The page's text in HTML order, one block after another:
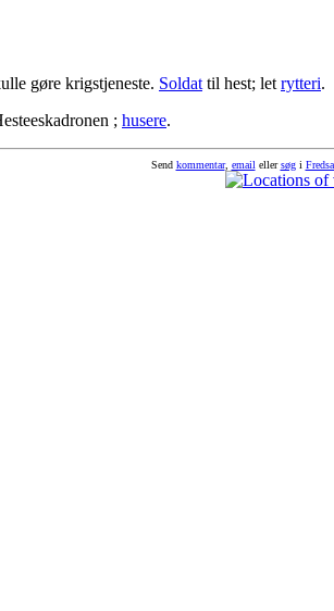
gøre krigstjeneste. Soldat til hest; let rytteri.
; husere.
Send kommentar, email ellersøgi